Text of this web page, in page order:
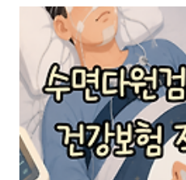
실제로 얼마 정도 낼까?”여기서 알아
과 건강보험을 적용받아 대여하는 것
여 대상이라면 처음부터 비싼 기계를
대여 방식으로 사용할 수 있습니다 양
양압기는 흔히 생각하는 산소호흡기와
자는 동안 기도가 반복적으로 좁아지..